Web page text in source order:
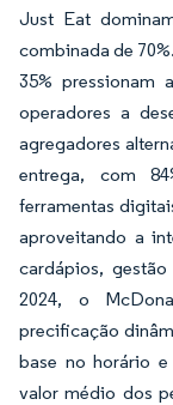
Just Eat
combinada de
35% pressionam
operadores a
agregadores
entrega, com
ferramentas
aproveitando a
cardápios,
2024, o
precificação
base no horário
valor médio dos